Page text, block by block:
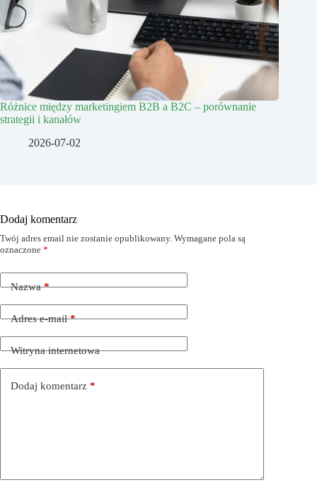
Różnice między marketingiem B2B a B2C – porównanie
strategii i kanałów
2026-07-02
Dodaj komentarz
Twój adres email nie zostanie opublikowany. Wymagane pola są
oznaczone *
Nazwa*
Adres e-mail*
Witryna internetowa
Dodaj komentarz *